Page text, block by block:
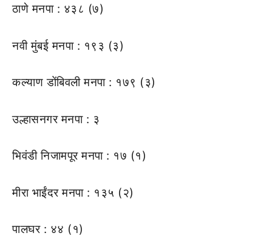
ठाणे मनपा : ४३८ (७)
नवी मुंबई मनपा : १९३ (३)
कल्याण डोंबिवली मनपा : १७९ (३)
उल्हासनगर मनपा : ३
भिवंडी निजामपूर मनपा : १७ (१)
मीरा भाईंदर मनपा : १३५ (२)
पालघर : ४४ (१)